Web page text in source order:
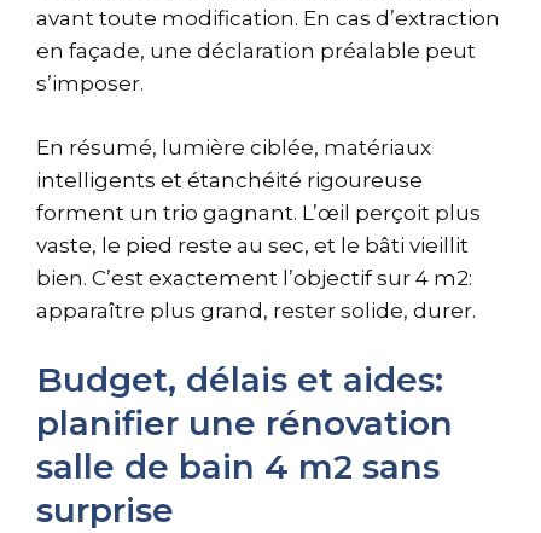
avant toute modification. En cas d’extraction
en façade, une déclaration préalable peut
s’imposer.
En résumé, lumière ciblée, matériaux
intelligents et étanchéité rigoureuse
forment un trio gagnant. L’œil perçoit plus
vaste, le pied reste au sec, et le bâti vieillit
bien. C’est exactement l’objectif sur 4 m2:
apparaître plus grand, rester solide, durer.
Budget, délais et aides:
planifier une rénovation
salle de bain 4 m2 sans
surprise